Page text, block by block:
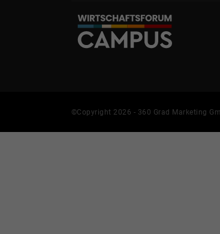
©Copyright 2026 - 360 Grad Marketing